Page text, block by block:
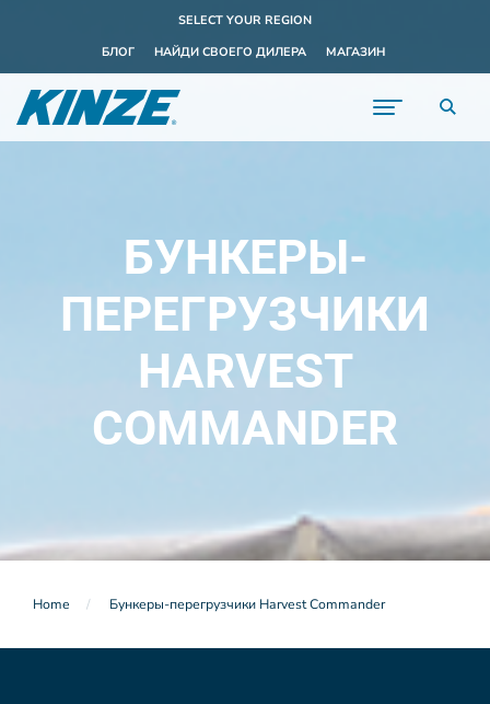
SELECT YOUR REGION
БЛОГ
НАЙДИ СВОЕГО ДИЛЕРА МАГАЗИН
БУНКЕРЫ-
ПЕРЕГРУЗЧИКИ
HARVEST
COMMANDER
Home Бункеры-перегрузчики Harvest Commander